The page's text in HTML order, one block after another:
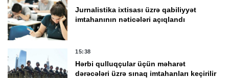
Jurnalistika ixtisası üzrə qabiliyyət
imtahanının nəticələri açıqlandı
15:38
Hərbi qulluqçular üçün məharət
dərəcələri üzrə sınaq imtahanları keçirilir